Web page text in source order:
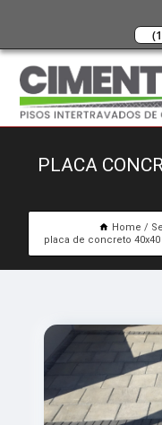
PLACA
Home
placa de concreto 40x40